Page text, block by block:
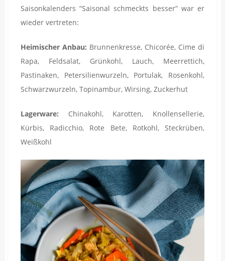
Saisonkalenders “Saisonal schmeckts besser” war er
wieder vertreten:
Heimischer Anbau: Brunnenkresse, Chicorée, Cime di
Rapa, Feldsalat, Grünkohl, Lauch, Meerrettich,
Pastinaken, Petersilienwurzeln, Portulak, Rosenkohl,
Schwarzwurzeln, Topinambur, Wirsing, Zuckerhut
Lagerware: Chinakohl, Karotten, Knollensellerie,
Kürbis, Radicchio, Rote Bete, Rotkohl, Steckrüben,
Weißkohl